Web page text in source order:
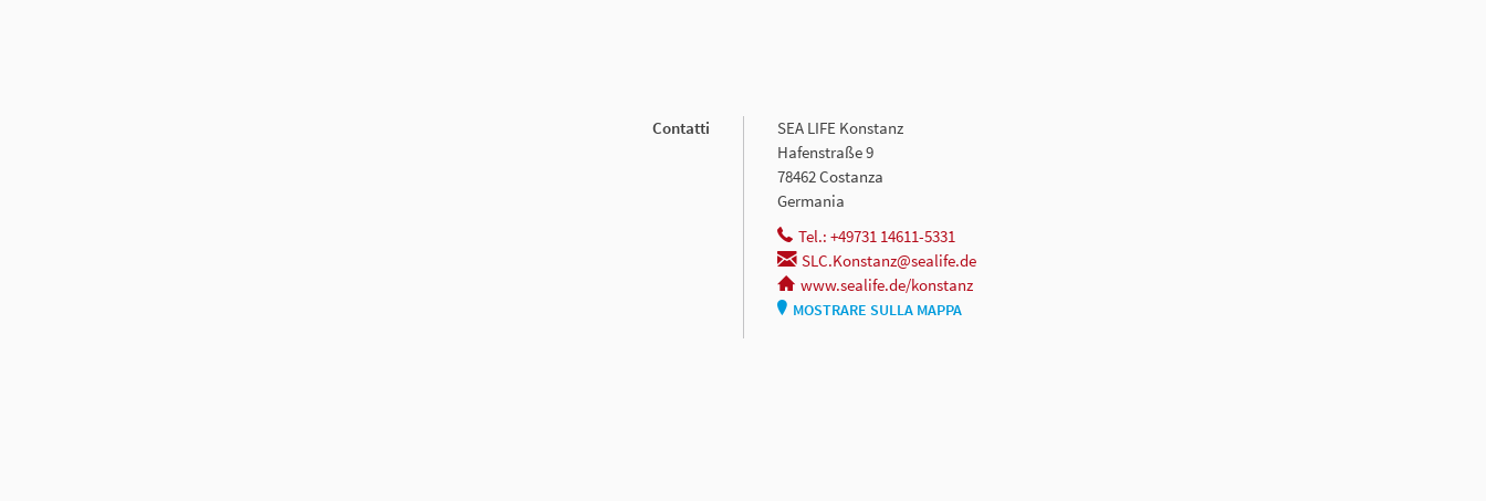
Contatti
SEA LIFE Konstanz
Hafenstraße 9
78462 Costanza
Germania
Tel.: +49731 14611-5331
SLC.Konstanz@sealife.de
www.sealife.de/konstanz
MOSTRARE SULLA MAPPA